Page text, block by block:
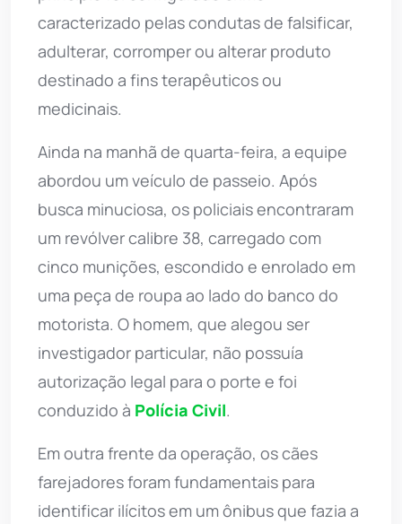
caracterizado pelas condutas de falsificar,
adulterar, corromper ou alterar produto
destinado a fins terapêuticos ou
medicinais.
Ainda na manhã de quarta-feira, a equipe
abordou um veículo de passeio. Após
busca minuciosa, os policiais encontraram
um revólver calibre 38, carregado com
cinco munições, escondido e enrolado em
uma peça de roupa ao lado do banco do
motorista. O homem, que alegou ser
investigador particular, não possuía
autorização legal para o porte e foi
conduzido à Polícia Civil.
Em outra frente da operação, os cães
farejadores foram fundamentais para
identificar ilícitos em um ônibus que fazia a